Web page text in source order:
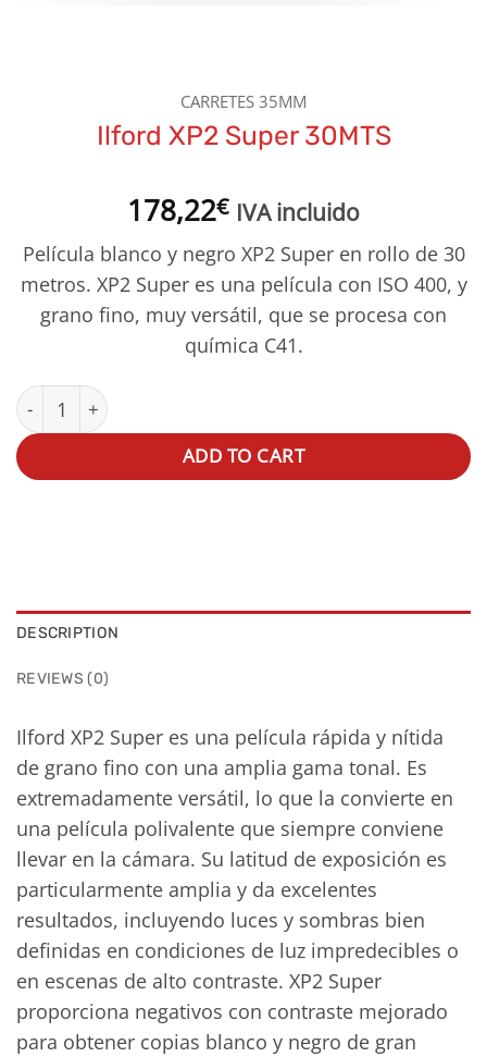
CARRETES 35MM
Ilford XP2 Super 30MTS
178,22€ IVA incluido
Película blanco y negro XP2 Super en rollo de 30
metros. XP2 Super es una película con ISO 400, y
grano fino, muy versátil, que se procesa con
química C41.
Ilford XP2 Super 30MTS quantity
ADD TO CART
DESCRIPTION
REVIEWS (0)
Ilford XP2 Super es una película rápida y nítida
de grano fino con una amplia gama tonal. Es
extremadamente versátil, lo que la convierte en
una película polivalente que siempre conviene
llevar en la cámara. Su latitud de exposición es
particularmente amplia y da excelentes
resultados, incluyendo luces y sombras bien
definidas en condiciones de luz impredecibles o
en escenas de alto contraste. XP2 Super
proporciona negativos con contraste mejorado
para obtener copias blanco y negro de gran